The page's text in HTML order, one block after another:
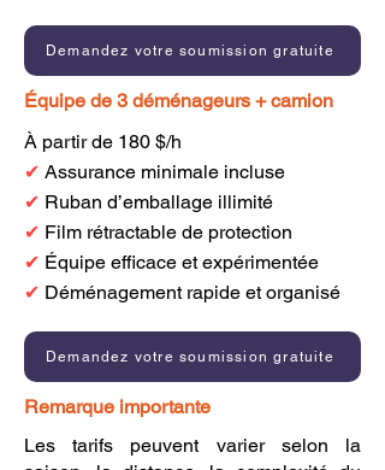
Demandez votre soumission gratuite
Équipe de 3 déménageurs + camion
À partir de 180 $/h
✔ Assurance minimale incluse
✔ Ruban d’emballage illimité
✔ Film rétractable de protection
✔ Équipe efficace et expérimentée
✔ Déménagement rapide et organisé
Demandez votre soumission gratuite
Remarque importante
Les tarifs peuvent varier selon la